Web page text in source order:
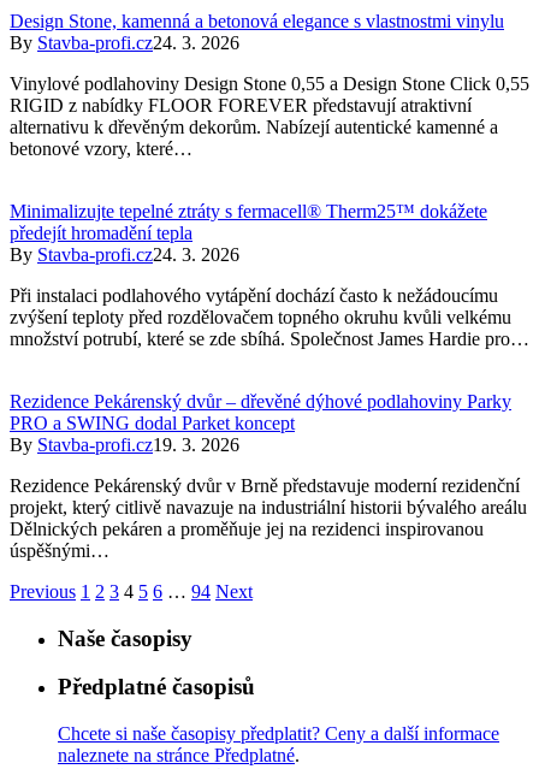
Design Stone, kamenná a betonová elegance s vlastnostmi vinylu
By Stavba-profi.cz24. 3. 2026
Vinylové podlahoviny Design Stone 0,55 a Design Stone Click 0,55
RIGID z nabídky FLOOR FOREVER představují atraktivní
alternativu k dřevěným dekorům. Nabízejí autentické kamenné a
betonové vzory, které…
Minimalizujte tepelné ztráty s fermacell® Therm25™ dokážete
předejít hromadění tepla
By Stavba-profi.cz24. 3. 2026
Při instalaci podlahového vytápění dochází často k nežádoucímu
zvýšení teploty před rozdělovačem topného okruhu kvůli velkému
množství potrubí, které se zde sbíhá. Společnost James Hardie pro…
Rezidence Pekárenský dvůr – dřevěné dýhové podlahoviny Parky
PRO a SWING dodal Parket koncept
By Stavba-profi.cz19. 3. 2026
Rezidence Pekárenský dvůr v Brně představuje moderní rezidenční
projekt, který citlivě navazuje na industriální historii bývalého areálu
Dělnických pekáren a proměňuje jej na rezidenci inspirovanou
úspěšnými…
Previous 1 2 3 4 5 6 … 94 Next
Naše časopisy
Předplatné časopisů
Chcete si naše časopisy předplatit? Ceny a další informace
naleznete na stránce Předplatné.